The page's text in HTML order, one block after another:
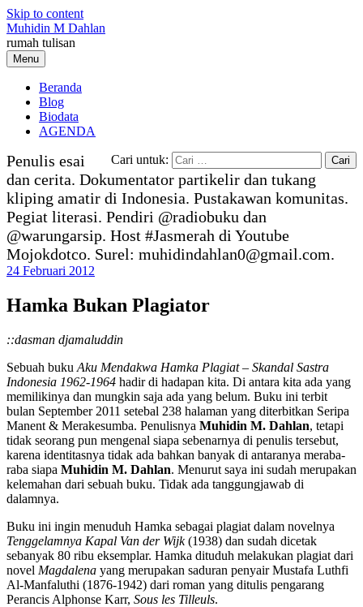
Skip to content
Muhidin M Dahlan
rumah tulisan
Menu
Beranda
Blog
Biodata
AGENDA
Cari untuk:
Penulis esai
dan cerita. Dokumentator partikelir dan tukang
kliping amatir di Indonesia. Pustakawan komunitas.
Pegiat literasi. Pendiri @radiobuku dan
@warungarsip. Host #Jasmerah di Youtube
Mojokdotco. Surel: muhidindahlan0@gmail.com.
24 Februari 2012
Hamka Bukan Plagiator
::dasman djamaluddin
Sebuah buku Aku Mendakwa Hamka Plagiat – Skandal Sastra
Indonesia 1962-1964 hadir di hadapan kita. Di antara kita ada yang
memilikinya dan mungkin saja ada yang belum. Buku ini terbit
bulan September 2011 setebal 238 halaman yang diterbitkan Seripa
Manent & Merakesumba. Penulisnya Muhidin M. Dahlan, tetapi
tidak seorang pun mengenal siapa sebenarnya di penulis tersebut,
karena identitasnya tidak ada bahkan banyak di antaranya meraba-
raba siapa Muhidin M. Dahlan. Menurut saya ini sudah merupakan
kelemahan dari sebuah buku. Tidak ada tanggungjawab di
dalamnya.
Buku ini ingin menuduh Hamka sebagai plagiat dalam novelnya
Tenggelamnya Kapal Van der Wijk(1938) dan sudah dicetak
sebanyak 80 ribu eksemplar. Hamka dituduh melakukan plagiat dari
novel Magdalena yang merupakan saduran penyair Mustafa Luthfi
Al-Manfaluthi (1876-1942) dari roman yang ditulis pengarang
Perancis Alphonse Karr, Sous les Tilleuls.